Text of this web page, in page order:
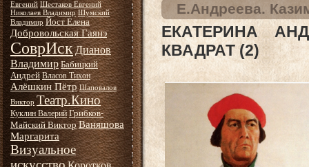
Евгений Шестаков Евгений
Николаев Владимир Шумский
Владимир Йост Елена
Добровольская Гаянэ
СоврИскДианов
Владимир Бабицкий
Андрей Власов Тихон
Алёшкин Пётр Шаповалов
Виктор Театр.Кино
Куклин Валерий Грибков-
Майский Виктор Ваняшова
Маргарита
Визуальное
Е.Андреева.
ЕКАТЕРИНА
КВАДРАТ (2)